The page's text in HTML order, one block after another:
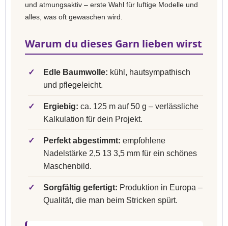
und atmungsaktiv – erste Wahl für luftige Modelle und
alles, was oft gewaschen wird.
Warum du dieses Garn lieben wirst
✓ Edle Baumwolle: kühl, hautsympathisch
und pflegeleicht.
✓ Ergiebig: ca. 125 m auf 50 g – verlässliche
Kalkulation für dein Projekt.
✓ Perfekt abgestimmt: empfohlene
Nadelstärke 2,5 13 3,5 mm für ein schönes
Maschenbild.
✓ Sorgfältig gefertigt: Produktion in Europa –
Qualität, die man beim Stricken spürt.